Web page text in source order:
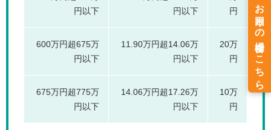
円以下
円以下
円
600万円超675万
円以下
11.90万円超14.06万
円以下
20万
円
675万円超775万
円以下
14.06万円超17.26万
円以下
10万
円